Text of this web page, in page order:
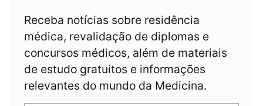
Receba notícias sobre residência
médica, revalidação de diplomas e
concursos médicos, além de materiais
de estudo gratuitos e informações
relevantes do mundo da Medicina.